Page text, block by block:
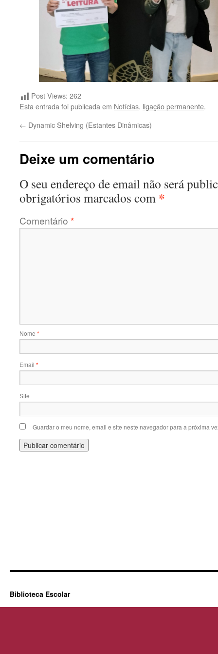
Post Views: 262
Esta entrada foi publicada em Notícias. ligação permanente.
← Dynamic Shelving (Estantes Dinâmicas)
Deixe um comentário
O seu endereço de email não será
obrigatórios marcados com *
Comentário *
Nome *
Email *
Site
Guardar o meu nome, email e site neste navegador para a próxima
Biblioteca Escolar